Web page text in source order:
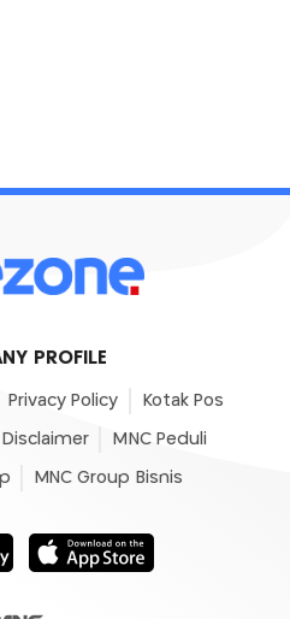
PROFILE
Privacy Policy Kotak Pos
Disclaimer MNC Peduli
MNC Group Bisnis